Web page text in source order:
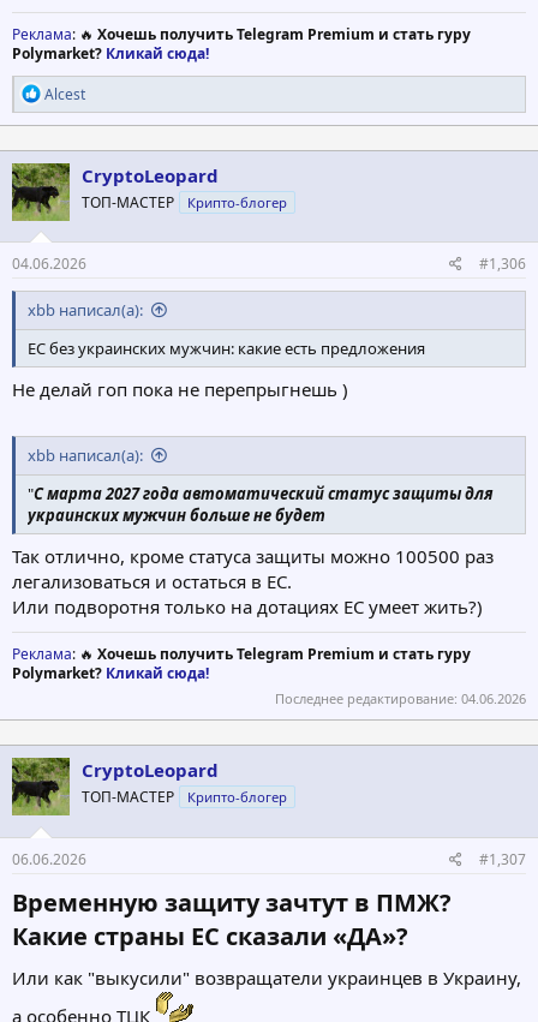
Реклама: 🔥 Хочешь получить Telegram Premium и стать гуру
Polymarket? Кликай сюда!
Р
е
а
к
ц
и
и
:
Alcest
CryptoLeopard
ТОП-МАСТЕР Крипто-блогер
04.06.2026 #1,306
xbb написал(а):
ЕС без украинских мужчин: какие есть предложения
Не делай гоп пока не перепрыгнешь )
xbb написал(а):
"С марта 2027 года автоматический статус защиты для
украинских мужчин больше не будет
Так отлично, кроме статуса защиты можно 100500 раз
легализоваться и остаться в ЕС.
Или подворотня только на дотациях ЕС умеет жить?)
Реклама: 🔥 Хочешь получить Telegram Premium и стать гуру
Polymarket? Кликай сюда!
Последнее редактирование: 04.06.2026
CryptoLeopard
ТОП-МАСТЕР Крипто-блогер
06.06.2026 #1,307
Временную защиту зачтут в ПМЖ?
Какие страны ЕС сказали «ДА»?​
Или как "выкусили" возвращатели украинцев в Украину,
а особенно ТЦК